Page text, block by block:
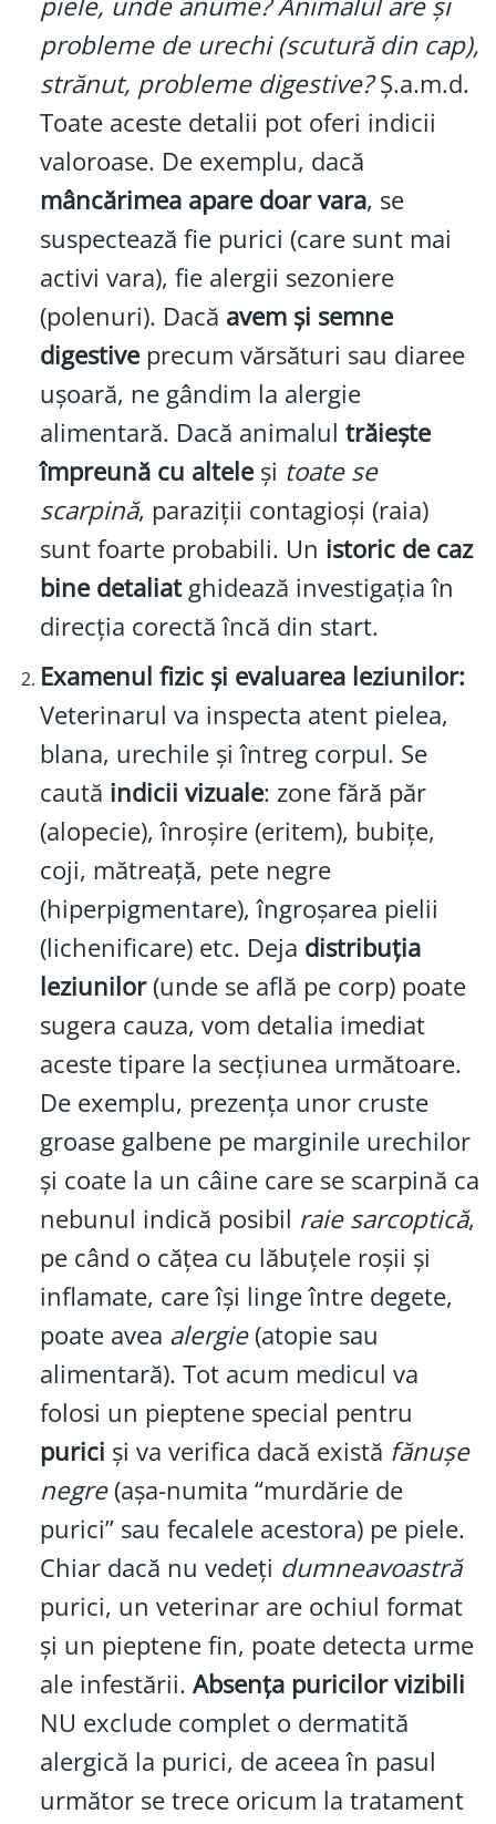
probleme de urechi (scutură din cap),
strănut, probleme digestive?Ș.a.m.d.
Toate aceste detalii pot oferi indicii
valoroase. De exemplu, dacă
mâncărimea apare doar vara, se
suspectează fie purici (care sunt mai
activi vara), fie alergii sezoniere
(polenuri). Dacă avem și semne
digestiveprecum vărsături sau diaree
ușoară, ne gândim la alergie
alimentară. Dacă animalul trăiește
împreună cu alteleși toate se
scarpină, paraziții contagioși (raia)
sunt foarte probabili. Un istoric de caz
bine detaliatghidează investigația în
direcția corectă încă din start.
Examenul fizic și evaluarea leziunilor:
Veterinarul va inspecta atent pielea,
blana, urechile și întreg corpul. Se
caută indicii vizuale: zone fără păr
(alopecie), înroșire (eritem), bubițe,
coji, mătreață, pete negre
(hiperpigmentare), îngroșarea pielii
(lichenificare) etc. Deja distribuția
leziunilor(unde se află pe corp) poate
sugera cauza, vom detalia imediat
aceste tipare la secțiunea următoare.
De exemplu, prezența unor cruste
groase galbene pe marginile urechilor
și coate la un câine care se scarpină ca
nebunul indică posibil raie sarcoptică,
pe când o cățea cu lăbuțele roșii și
inflamate, care își linge între degete,
poate avea alergie(atopie sau
alimentară). Tot acum medicul va
folosi un pieptene special pentru
purici și va verifica dacă există fănușe
negre(așa-numita “murdărie de
purici” sau fecalele acestora) pe piele.
Chiar dacă nu vedeți dumneavoastră
purici, un veterinar are ochiul format
și un pieptene fin, poate detecta urme
ale infestării. Absența puricilor vizibili
NU exclude complet o dermatită
alergică la purici, de aceea în pasul
următor se trece oricum la tratament